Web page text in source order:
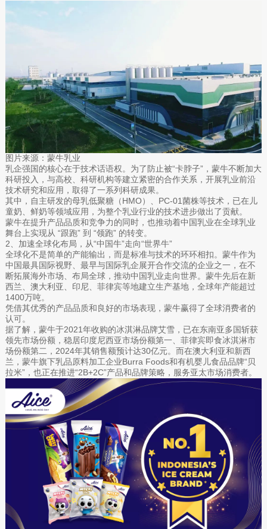
图片来源：蒙牛乳业
乳企强国的核心在于技术话语权。为了防止被“卡脖子”，蒙牛不断加大
科研投入，与高校、科研机构等建立紧密的合作关系，开展乳业前沿
技术研究和应用，取得了一系列科研成果。
其中，自主研发的母乳低聚糖（HMO）、PC-01菌株等技术，已在儿
童奶、鲜奶等领域应用，为整个乳业行业的技术进步做出了贡献。
蒙牛在提升产品品质和竞争力的同时，也推动着中国乳业在全球乳业
舞台上实现从 “跟跑” 到 “领跑” 的转变。
2、加速全球化布局，从“中国牛”走向“世界牛”
全球化不是简单的产能输出，而是标准与技术的环环相扣。蒙牛作为
中国最具国际视野、最早与国际乳企展开合作交流的企业之一，在不
断拓展海外市场、布局全球，推动中国乳业走向世界。蒙牛先后在新
西兰、澳大利亚、印尼、菲律宾等地建立生产基地，全球年产能超过
1400万吨。
凭借其优秀的产品品质和良好的市场表现，蒙牛赢得了全球消费者的
认可。
据了解，蒙牛于2021年收购的冰淇淋品牌艾雪，已在东南亚多国斩获
领先市场份额，稳居印度尼西亚市场份额第一、菲律宾即食冰淇淋市
场份额第二，2024年其销售额预计达30亿元。而在澳大利亚和新西
兰，蒙牛旗下乳品原料加工企业Burra Foods和有机婴儿食品品牌“贝
拉米”，也正在推进“2B+2C”产品和品牌策略，服务亚太市场消费者。